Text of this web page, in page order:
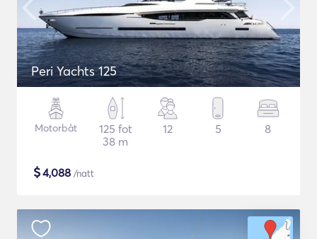
Peri Yachts 125
Motorbåt
125 fot
38 m
12 5 8
$4,088 /natt